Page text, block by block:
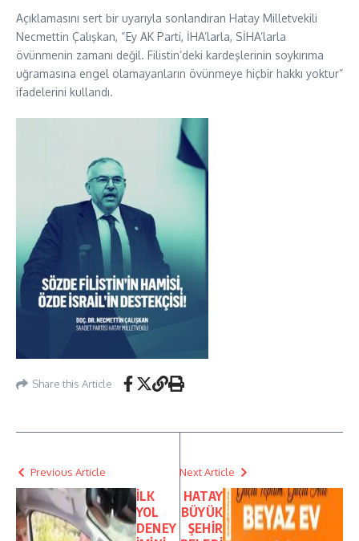
Açıklamasını sert bir uyarıyla sonlandıran Hatay Milletvekili
Necmettin Çalışkan, “Ey AK Parti, İHA’larla, SİHA’larla
övünmenin zamanı değil. Filistin’deki kardeşlerinin soykırıma
uğramasına engel olamayanların övünmeye hiçbir hakkı yoktur”
ifadelerini kullandı.
Share this Article
Previous Article
İLK
YOL
DENEY
Next Article
HATAY
BÜYÜK
ŞEHİR